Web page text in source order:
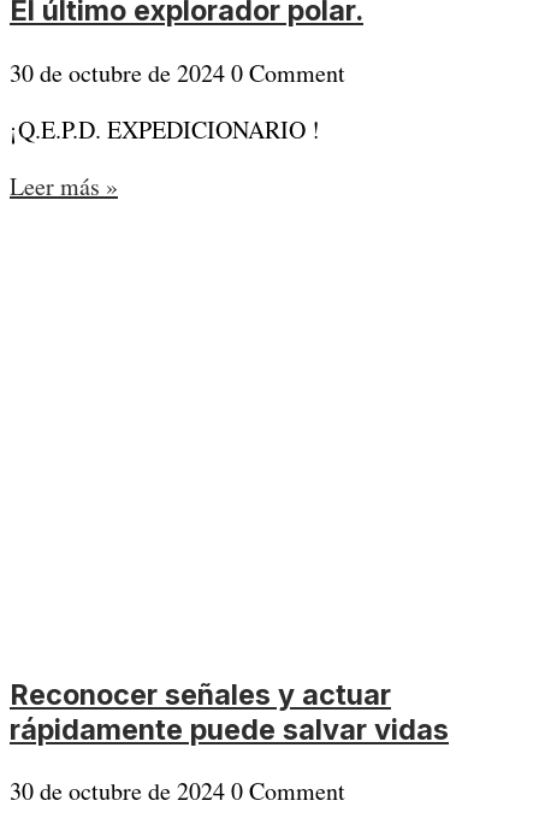
El último explorador polar.
30 de octubre de 20240 Comment
¡Q.E.P.D. EXPEDICIONARIO !
Leer más »
Reconocer señales y actuar
rápidamente puede salvar vidas
30 de octubre de 20240 Comment